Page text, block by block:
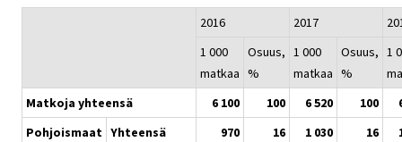
2016 2017
1 000
matkaa
Osuus,
%
1 000
matkaa
Osuus,
%
1
Matkoja yhteensä
6 100 100 6 520 100
Pohjoismaat Yhteensä 970 16 1 030 16